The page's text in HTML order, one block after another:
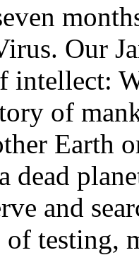
Our
intellect:
of
Earth
dead
and
testing,